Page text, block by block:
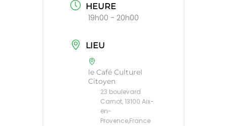
HEURE
19h00 - 20h00
LIEU
le Café Culturel
Citoyen
23 boulevard
Carnot, 13100 Aix-
en-
Provence,France